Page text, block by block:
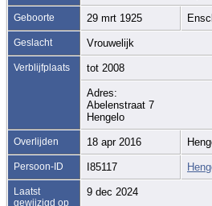
Geboorte 29 mrt 1925
Geslacht Vrouwelijk
Verblijfplaats tot 2008
Adres:
Abelenstraat 7
Hengelo
Overlijden 18 apr 2016
Persoon-ID I85117
Laatst
gewijzigd op
9 dec 2024